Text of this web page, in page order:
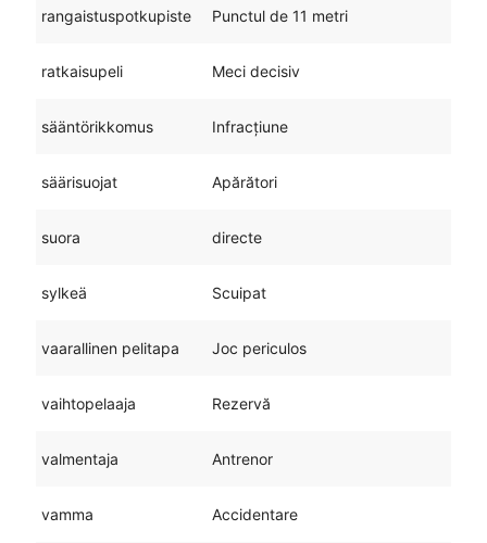
rangaistuspotkupiste Punctul de 11 metri
ratkaisupeli Meci decisiv
sääntörikkomus Infracțiune
säärisuojat Apărători
suora directe
sylkeä Scuipat
vaarallinen pelitapa Joc periculos
vaihtopelaaja Rezervă
valmentaja Antrenor
vamma Accidentare